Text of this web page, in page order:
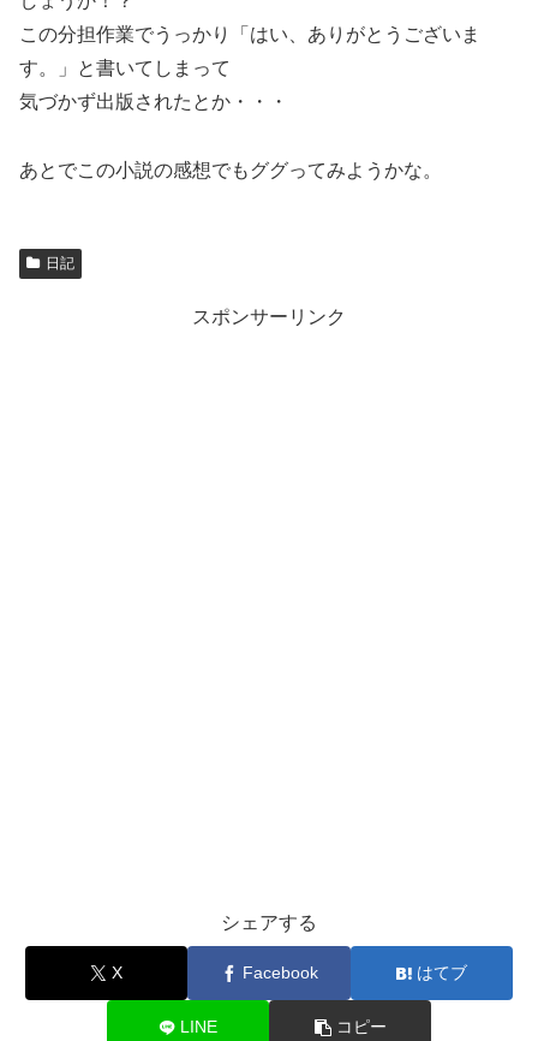
この分担作業でうっかり「はい、ありがとうございま
す。」と書いてしまって
気づかず出版されたとか・・・
あとでこの小説の感想でもググってみようかな。
日記
スポンサーリンク
シェアする
X Facebook はてブ
LINE コピー